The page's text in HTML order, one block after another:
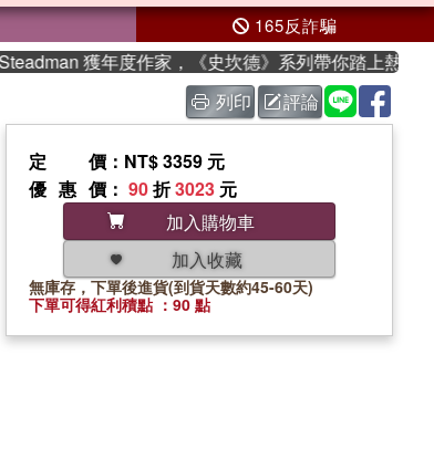
165反詐騙
獲年度作家，《史坎德》系列帶你踏上熱血奇幻旅
列印 評論
定價 ：NT$ 3359 元
優惠價 ： 90折3023 元
加入購物車
加入收藏
無庫存，下單後進貨(到貨天數約45-60天)
下單可得紅利積點 ：90 點